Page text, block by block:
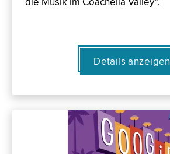
Details anzeigen